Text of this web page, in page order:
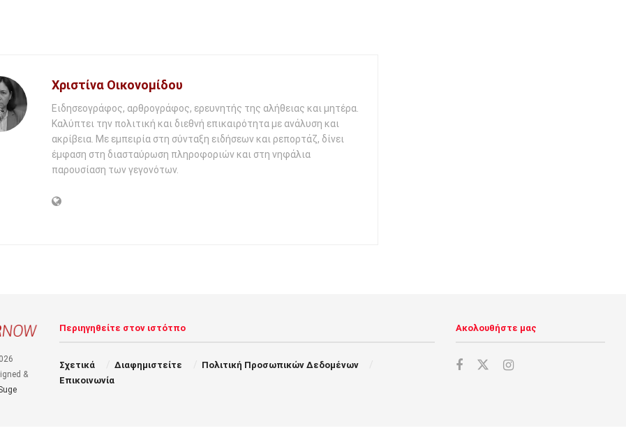
Χριστίνα Οικονομίδου
Ειδησεογράφος, αρθρογράφος, ερευνητής της αλήθειας και μητέρα.
Καλύπτει την πολιτική και διεθνή επικαιρότητα με ανάλυση και
ακρίβεια. Με εμπειρία στη σύνταξη ειδήσεων και ρεπορτάζ, δίνει
έμφαση στη διασταύρωση πληροφοριών και στη νηφάλια
παρουσίαση των γεγονότων.
&
Περιηγηθείτε στον ιστότπο
Σχετικά Διαφημιστείτε
Πολιτική Προσωπικών Δεδομένων
Επικοινωνία
Ακολουθήστε μας